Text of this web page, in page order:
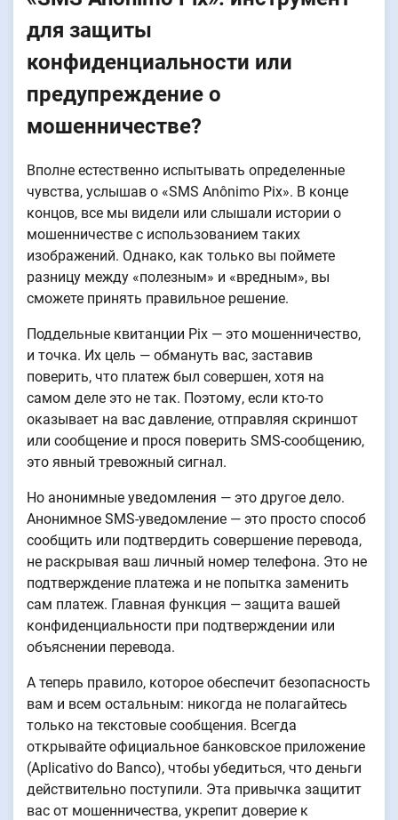
для защиты
конфиденциальности или
предупреждение о
мошенничестве?
Вполне естественно испытывать определенные
чувства, услышав о «SMS Anônimo Pix». В конце
концов, все мы видели или слышали истории о
мошенничестве с использованием таких
изображений. Однако, как только вы поймете
разницу между «полезным» и «вредным», вы
сможете принять правильное решение.
Поддельные квитанции Pix — это мошенничество,
и точка. Их цель — обмануть вас, заставив
поверить, что платеж был совершен, хотя на
самом деле это не так. Поэтому, если кто-то
оказывает на вас давление, отправляя скриншот
или сообщение и прося поверить SMS-сообщению,
это явный тревожный сигнал.
Но анонимные уведомления — это другое дело.
Анонимное SMS-уведомление — это просто способ
сообщить или подтвердить совершение перевода,
не раскрывая ваш личный номер телефона. Это не
подтверждение платежа и не попытка заменить
сам платеж. Главная функция — защита вашей
конфиденциальности при подтверждении или
объяснении перевода.
А теперь правило, которое обеспечит безопасность
вам и всем остальным: никогда не полагайтесь
только на текстовые сообщения. Всегда
открывайте официальное банковское приложение
(Aplicativo do Banco), чтобы убедиться, что деньги
действительно поступили. Эта привычка защитит
вас от мошенничества, укрепит доверие к